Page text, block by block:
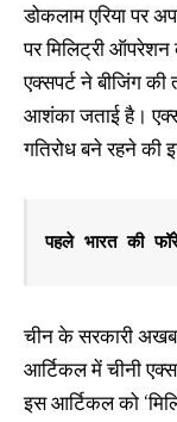
डोकलाम एरिया पर
पर मिलिट्री
एक्सपर्ट ने बीजिंग
आशंका जताई है।
गतिरोध बने रहने की
पहले भारत की
चीन के सरकारी
आर्टिकल में चीनी
इस आर्टिकल को